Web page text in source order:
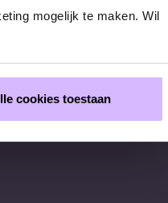
mogelijk te maken. Wil
cookies toestaan